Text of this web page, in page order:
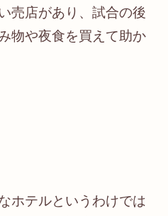
売店があり、試合の後
物や夜食を買えて助か
ホテルというわけでは